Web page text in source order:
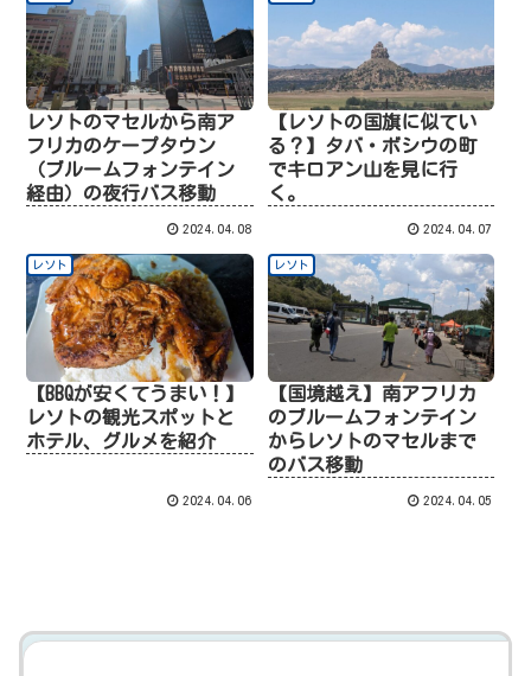
レソトのマセルから南ア
フリカのケープタウン
（ブルームフォンテイン
経由）の夜行バス移動
2024.04.08
【レソトの国旗に似てい
る？】タバ・ボシウの町
でキロアン山を見に行
く。
2024.04.07
レソト
【BBQが安くてうまい！】
レソトの観光スポットと
ホテル、グルメを紹介
2024.04.06
レソト
【国境越え】南アフリカ
のブルームフォンテイン
からレソトのマセルまで
のバス移動
2024.04.05